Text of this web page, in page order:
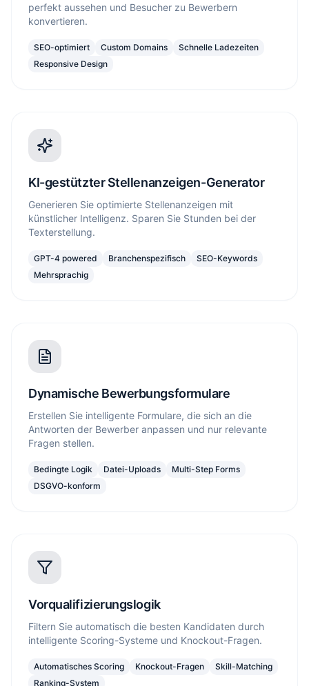
perfekt aussehen und Besucher zu Bewerbern
konvertieren.
SEO-optimiert Custom Domains
Schnelle Ladezeiten
Responsive Design
KI-gestützter Stellenanzeigen-Generator
Generieren Sie optimierte Stellenanzeigen mit
künstlicher Intelligenz. Sparen Sie Stunden bei der
Texterstellung.
GPT-4 powered Branchenspezifisch
SEO-Keywords
Mehrsprachig
Dynamische Bewerbungsformulare
Erstellen Sie intelligente Formulare, die sich an die
Antworten der Bewerber anpassen und nur relevante
Fragen stellen.
Bedingte Logik Datei-Uploads
Multi-Step Forms
DSGVO-konform
Vorqualifizierungslogik
Filtern Sie automatisch die besten Kandidaten durch
intelligente Scoring-Systeme und Knockout-Fragen.
Automatisches Scoring Knockout-Fragen
Skill-Matching
Ranking-System